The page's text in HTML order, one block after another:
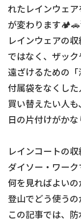
れたレインウェ
が変わります
レインウェアの
ではなく、ザッ
遠ざけるための「
付属袋をなくし
買い替えたい人
日の片付けがか
レインコートの
ダイソー・ワー
何を見ればよい
登山でどう使うの
この記事では、